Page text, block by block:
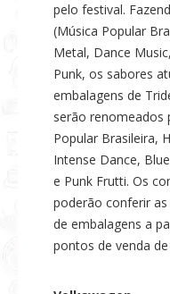
pelo festival.
(Música Popular
Metal, Dance
Punk, os sabores
embalagens de
serão renomeados
Popular Brasileira,
Intense Dance,
e Punk Frutti. Os
poderão conferir
de embalagens a
pontos de venda